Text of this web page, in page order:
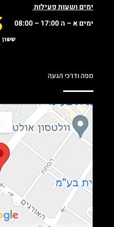
ימים ושעות פעילות
ימים א – ה 17:00 – 08:00
מפה ודרכי הגעה